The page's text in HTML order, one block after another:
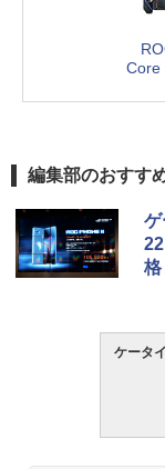
Core
編集部のおすす
ゲ
格
ケータ